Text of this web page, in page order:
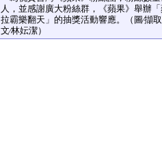
人，並感謝廣大粉絲群，《蘋果》舉辦
拉霸樂翻天」的抽獎活動響應。（圖∕擷取
文∕林妘潔）